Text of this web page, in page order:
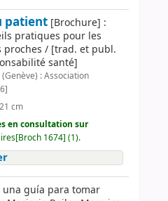
patient [Brochure] :
pratiques pour les
/ [trad. et publ.
santé]
: Association
cm
en consultation sur
1674] (1).
guía para tomar